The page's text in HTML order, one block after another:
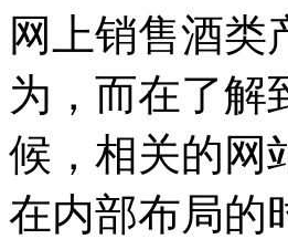
网上销售酒类
为，而在了解
候，相关的网
在内部布局的